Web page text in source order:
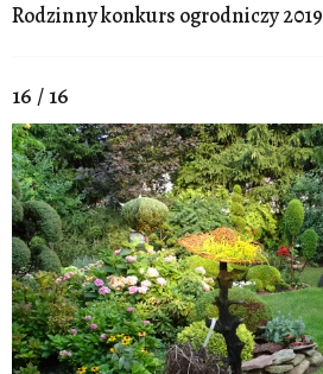
Rodzinny konkurs ogrodniczy 2019
16 / 16